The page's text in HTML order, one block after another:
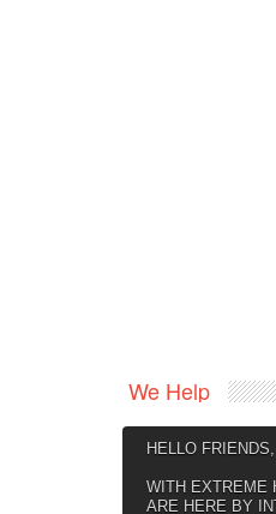
We Help
HELLO FRIENDS,
WITH EXTREME
ARE HERE BY